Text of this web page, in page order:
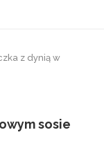
z dynią w
sosie